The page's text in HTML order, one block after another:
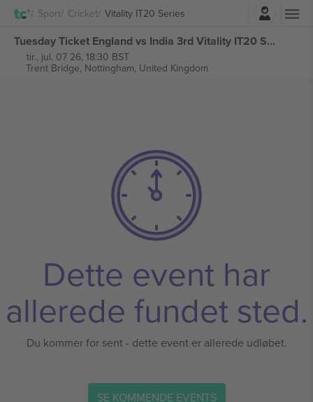
Sport Cricket Vitality IT20 SeriesLog ind
Tuesday Ticket England vs India 3rd Vitality IT20 Series billetter
tir., jul. 07 26, 18:30 BST
Trent Bridge, Nottingham, United Kingdom
Dette event har
allerede fundet sted.
Du kommer for sent - dette event er allerede udløbet.
SE KOMMENDE EVENTS